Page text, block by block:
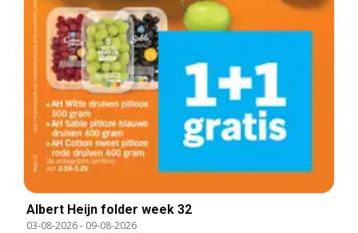
Albert Heijn folder week 32
03-08-2026- 09-08-2026